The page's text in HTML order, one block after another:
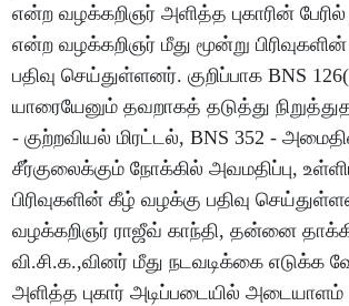
என்ற வழக்கறிஞர் அளித்த புகாரின்
என்ற வழக்கறிஞர் மீது மூன்று
பதிவு செய்துள்ளனர். குறிப்பாக BNS
யாரையேனும் தவறாகத் தடுத்து
- குற்றவியல் மிரட்டல், BNS 352 -
சீர்குலைக்கும் நோக்கில் அவமதிப்பு,
பிரிவுகளின் கீழ் வழக்கு பதிவு
வழக்கறிஞர் ராஜீவ் காந்தி, தன்னை
வி.சி.க.,வினர் மீது நடவடிக்கை எடுக்க
அளித்த புகார் அடிப்படையில் அடையாளம்